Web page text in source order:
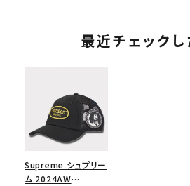
最近チェック
Supreme シュプリー
ム 2024AW